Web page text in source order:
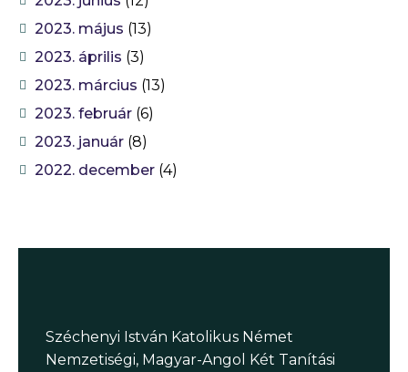
2023. május (13)
2023. április (3)
2023. március (13)
2023. február (6)
2023. január (8)
2022. december (4)
Széchenyi István Katolikus Német
Nemzetiségi, Magyar-Angol Két Tanítási